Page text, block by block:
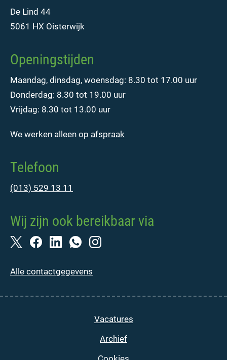
De Lind 44
5061 HX Oisterwijk
Openingstijden
Maandag, dinsdag, woensdag: 8.30 tot 17.00 uur
Donderdag: 8.30 tot 19.00 uur
Vrijdag: 8.30 tot 13.00 uur
We werken alleen op afspraak
Telefoon
(013) 529 13 11
Wij zijn ook bereikbaar via
Alle contactgegevens
Vacatures
Archief